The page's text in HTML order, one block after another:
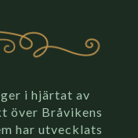
i hjärtat av
över Bråvikens
har utvecklats